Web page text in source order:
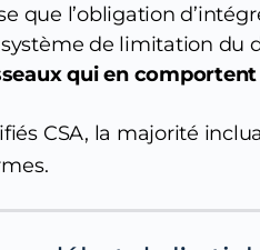
que l’obligation
système de limitation du
qui en
CSA, la majorité